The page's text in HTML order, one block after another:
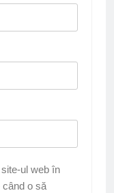
ul web în
când o să